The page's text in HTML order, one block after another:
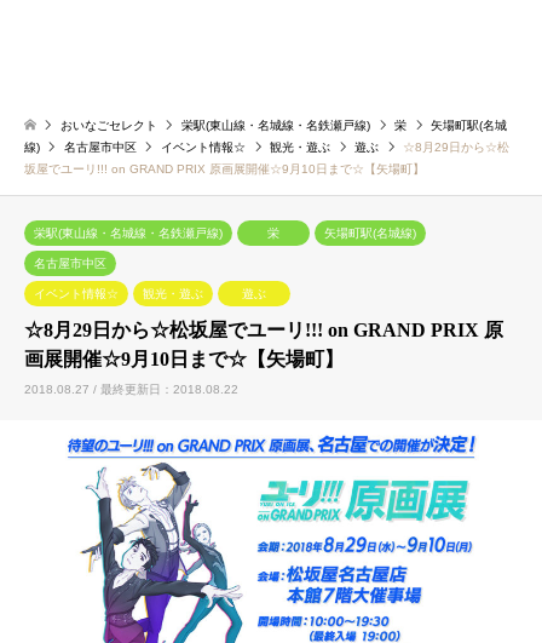
おいなごセレクト 栄駅(東山線・名城線・名鉄瀬戸線) 栄
矢場町駅(名城
線)
名古屋市中区 イベント情報☆ 観光・遊ぶ 遊ぶ
☆8月29日から☆松
坂屋でユーリ!!! on GRAND PRIX 原画展開催☆9月10日まで☆【矢場町】
栄駅(東山線・名城線・名鉄瀬戸線) 栄 矢場町駅(名城線)
名古屋市中区
イベント情報☆ 観光・遊ぶ 遊ぶ
☆8月29日から☆松坂屋でユーリ!!! on GRAND PRIX 原
画展開催☆9月10日まで☆【矢場町】
2018.08.27 / 最終更新日：2018.08.22